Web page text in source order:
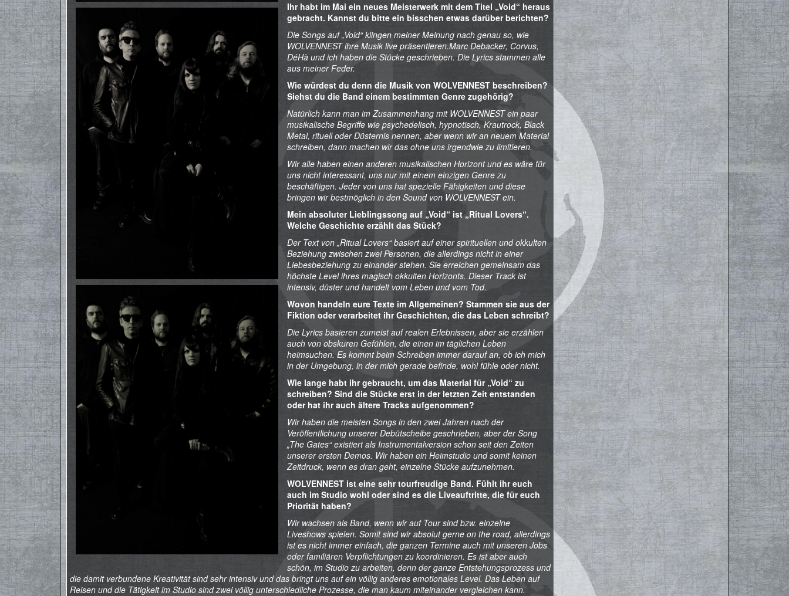
Ihr habt im Mai ein neues Meisterwerk mit dem Titel „Void“ heraus
gebracht. Kannst du bitte ein bisschen etwas darüber berichten?
Die Songs auf „Void“ klingen meiner Meinung nach genau so, wie
WOLVENNEST ihre Musik live präsentieren.Marc Debacker, Corvus,
DéHà und ich haben die Stücke geschrieben. Die Lyrics stammen alle
aus meiner Feder.
Wie würdest du denn die Musik von WOLVENNEST beschreiben?
Siehst du die Band einem bestimmten Genre zugehörig?
Natürlich kann man im Zusammenhang mit WOLVENNEST ein paar
musikalische Begriffe wie psychedelisch, hypnotisch, Krautrock, Black
Metal, rituell oder Düsternis nennen, aber wenn wir an neuem Material
schreiben, dann machen wir das ohne uns irgendwie zu limitieren.
Wir alle haben einen anderen musikalischen Horizont und es wäre für
uns nicht interessant, uns nur mit einem einzigen Genre zu
beschäftigen. Jeder von uns hat spezielle Fähigkeiten und diese
bringen wir bestmöglich in den Sound von WOLVENNEST ein.
Mein absoluter Lieblingssong auf „Void“ ist „Ritual Lovers“.
Welche Geschichte erzählt das Stück?
Der Text von „Ritual Lovers“ basiert auf einer spirituellen und okkulten
Beziehung zwischen zwei Personen, die allerdings nicht in einer
Liebesbeziehung zu einander stehen. Sie erreichen gemeinsam das
höchste Level ihres magisch okkulten Horizonts. Dieser Track ist
intensiv, düster und handelt vom Leben und vom Tod.
Wovon handeln eure Texte im Allgemeinen? Stammen sie aus der
Fiktion oder verarbeitet ihr Geschichten, die das Leben schreibt?
Die Lyrics basieren zumeist auf realen Erlebnissen, aber sie erzählen
auch von obskuren Gefühlen, die einen im täglichen Leben
heimsuchen. Es kommt beim Schreiben immer darauf an, ob ich mich
in der Umgebung, in der mich gerade befinde, wohl fühle oder nicht.
Wie lange habt ihr gebraucht, um das Material für „Void“ zu
schreiben? Sind die Stücke erst in der letzten Zeit entstanden
oder hat ihr auch ältere Tracks aufgenommen?
Wir haben die meisten Songs in den zwei Jahren nach der
Veröffentlichung unserer Debütscheibe geschrieben, aber der Song
„The Gates“ existiert als Instrumentalversion schon seit den Zeiten
unserer ersten Demos. Wir haben ein Heimstudio und somit keinen
Zeitdruck, wenn es dran geht, einzelne Stücke aufzunehmen.
WOLVENNEST ist eine sehr tourfreudige Band. Fühlt ihr euch
auch im Studio wohl oder sind es die Liveauftritte, die für euch
Priorität haben?
Wir wachsen als Band, wenn wir auf Tour sind bzw. einzelne
Liveshows spielen. Somit sind wir absolut gerne on the road, allerdings
ist es nicht immer einfach, die ganzen Termine auch mit unseren Jobs
oder familiären Verpflichtungen zu koordinieren. Es ist aber auch
schön, im Studio zu arbeiten, denn der ganze Entstehungsprozess und
die damit verbundene Kreativität sind sehr intensiv und das bringt uns auf ein völlig anderes emotionales Level. Das Leben auf
Reisen und die Tätigkeit im Studio sind zwei völlig unterschiedliche Prozesse, die man kaum miteinander vergleichen kann.